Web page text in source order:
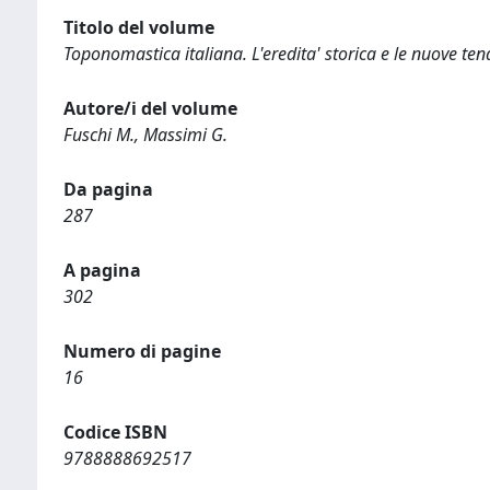
Titolo del volume
Toponomastica italiana. L'eredita' storica e le nuove
Autore/i del volume
Fuschi M., Massimi G.
Da pagina
287
A pagina
302
Numero di pagine
16
Codice ISBN
9788888692517